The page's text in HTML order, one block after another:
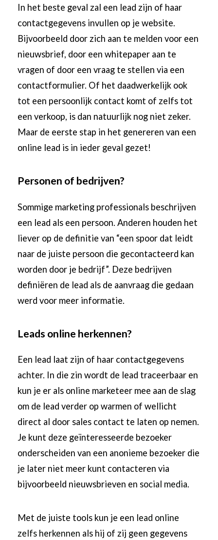
In het beste geval zal een lead zijn of haar
contactgegevens invullen op je website.
Bijvoorbeeld door zich aan te melden voor een
nieuwsbrief, door een whitepaper aan te
vragen of door een vraag te stellen via een
contactformulier. Of het daadwerkelijk ook
tot een persoonlijk contact komt of zelfs tot
een verkoop, is dan natuurlijk nog niet zeker.
Maar de eerste stap in het genereren van een
online lead is in ieder geval gezet!
Personen of bedrijven?
Sommige marketing professionals beschrijven
een lead als een persoon. Anderen houden het
liever op de definitie van “een spoor dat leidt
naar de juiste persoon die gecontacteerd kan
worden door je bedrijf”. Deze bedrijven
definiëren de lead als de aanvraag die gedaan
werd voor meer informatie.
Leads online herkennen?
Een lead laat zijn of haar contactgegevens
achter. In die zin wordt de lead traceerbaar en
kun je er als online marketeer mee aan de slag
om de lead verder op warmen of wellicht
direct al door sales contact te laten op nemen.
Je kunt deze geïnteresseerde bezoeker
onderscheiden van een anonieme bezoeker die
je later niet meer kunt contacteren via
bijvoorbeeld nieuwsbrieven en social media.
Met de juiste tools kun je een lead online
zelfs herkennen als hij of zij geen gegevens